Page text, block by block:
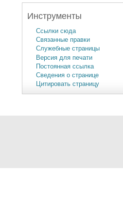
Инструменты
Ссылки сюда
Связанные правки
Служебные страницы
Версия для печати
Постоянная ссылка
Сведения о странице
Цитировать страницу